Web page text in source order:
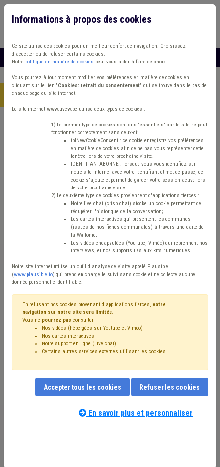
Accueil > Etudes et chiffres CPAS Enquête Maison de repos
Trouver un contenu
Etudes et chiffres CPAS Enquête
Maison de repos
Matière(s) principale(s)
Etudes et chiffres
Réinitialiser
Filtrer cette requête avec des mots-clés
⇒ Maison de repos(retirer le mot clé
⇒ CPAS
(retirer le mot clé) Soins
Fonds social(2) GRD(2) Coronavirus(2) Mazout(2)
⇒ Enquête(retirer le mot clé) Gaz Social(2)
Électricité(2) Emploi(1) Énergie(1) DPR(1) Eau(1)
(1) Recrutement
Droit de tirage(1) Aide familiale(1)
Informations à propos des cookies
Ce site utilise des cookies pour un meilleur confort de navigation. Choisissez
d'accepter ou de refuser certains cookies.
Notre politique en matière de cookies peut vous aider à faire ce choix.
Vous pourrez à tout moment modifier vos préférences en matière de cookies en
cliquant sur le lien "Cookies: retrait du consentement" qui se trouve dans le bas de
chaque page du site internet.
Le site internet www.uvcw.be utilise deux types de cookies :
1) Le premier type de cookies sont dits "essentiels" car le site ne peut
fonctionner correctement sans ceux-ci:
tplNewCookieConsent : ce cookie enregistre vos préférences
en matière de cookies afin de ne pas vous représenter cette
fenêtre lors de votre prochaine visite.
IDENTIFIANTABONNE : lorsque vous vous identifiez sur
notre site internet avec votre identifiant et mot de passe, ce
cookie s'ajoute et permet de garder votre session active lors
de votre prochaine visite.
2) Le deuxième type de cookies proviennent d'applications tierces :
Notre live chat (crisp.chat) stocke un cookie permettant de
récupérer l'historique de la conversation;
Les cartes interactives qui présentent les communes
(issues de nos fiches communales) à travers une carte de
la Wallonie;
Les vidéos encapsulées (YouTube, Viméo) qui reprennent nos
interviews, et nos supports liés aux kits numériques.
Notre site internet utilise un outil d'analyse de visite appelé Plausible
(www.plausible.io) qui prend en charge le suivi sans cookie et ne collecte aucune
donnée personnelle identifiable.
En refusant nos cookies provenant d'applications tierces, votre
navigation sur notre site sera limitée.
Vous ne pourrez pas consulter
Nos vidéos (hébergées sur Youtube et Vimeo)
Nos cartes interactives
Notre support en ligne (Live chat)
Certains autres services externes utilisant les cookies
Accepter tous les cookies Refuser les cookies
En savoir plus et personnaliser